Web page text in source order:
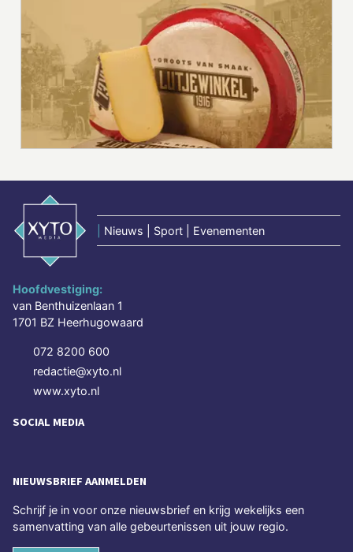
Nieuws | Sport | Evenementen
Hoofdvestiging:
van Benthuizenlaan 1
1701 BZ Heerhugowaard
072 8200 600
redactie@xyto.nl
www.xyto.nl
SOCIAL MEDIA
NIEUWSBRIEF AANMELDEN
Schrijf je in voor onze nieuwsbrief en krijg wekelijks een
samenvatting van alle gebeurtenissen uit jouw regio.